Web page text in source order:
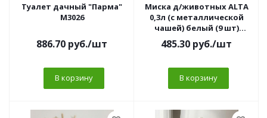
Туалет дачный "Парма"
М3026
886.70 руб./шт
В корзину
Миска д/животных ALTA
0,3л (с металлической
чашей) белый (9 шт)
М9160
485.30 руб./шт
В корзину